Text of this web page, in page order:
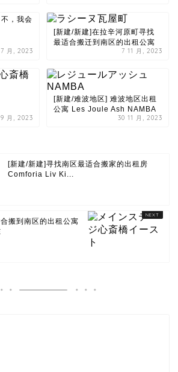
，我会
月, 2023
[新建/新建]在拉辛河原町寻找
最适合搬迁到南区的出租公寓
7 11 月, 2023
月, 2023
[新建/难波地区] 难波地区出租
公寓 Les Joule Ash NAMBA
30 11 月, 2023
[新建/新建]寻找南区最适合搬家的出租房
Comforia Liv Ki...
搬到南区的出租公寓